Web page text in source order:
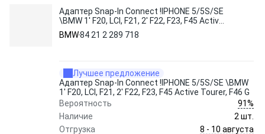
Адаптер Snap-In Connect !IPHONE 5/5S/SE
\BMW 1' F20, LCI, F21, 2' F22, F23, F45 Active
Tourer, F46 G
BMW84 21 2 289 718
Лучшее предложение
Адаптер Snap-In Connect !IPHONE 5/5S/SE \BMW
1' F20, LCI, F21, 2' F22, F23, F45 Active Tourer, F46 G
Вероятность
91%
Наличие
2 шт.
Отгрузка
8 - 10 августа